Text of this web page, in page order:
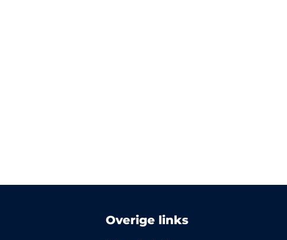
Overige links